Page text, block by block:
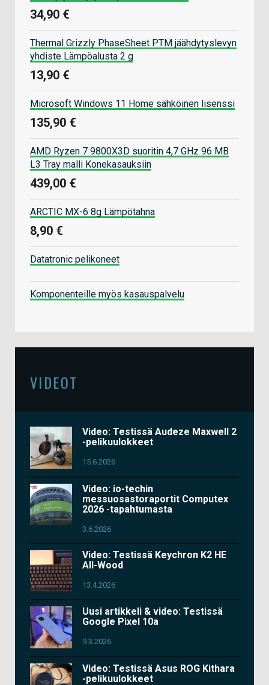
34,90 €
Thermal Grizzly PhaseSheet PTM jäähdytyslevyn
yhdiste Lämpöalusta 2 g
13,90 €
Microsoft Windows 11 Home sähköinen lisenssi
135,90 €
AMD Ryzen 7 9800X3D suoritin 4,7 GHz 96 MB
L3 Tray malli Konekasauksiin
439,00 €
ARCTIC MX-6 8g Lämpötahna
8,90 €
Datatronic pelikoneet
Komponenteille myös kasauspalvelu
VIDEOT
Video: Testissä Audeze Maxwell 2
-pelikuulokkeet
15.6.2026
Video: io-techin
messuosastoraportit Computex
2026 -tapahtumasta
3.6.2026
Video: Testissä Keychron K2 HE
All-Wood
13.4.2026
Uusi artikkeli & video: Testissä
Google Pixel 10a
9.3.2026
Video: Testissä Asus ROG Kithara
-pelikuulokkeet